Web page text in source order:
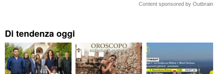
Content sponsored by Outbrain
Di tendenza oggi